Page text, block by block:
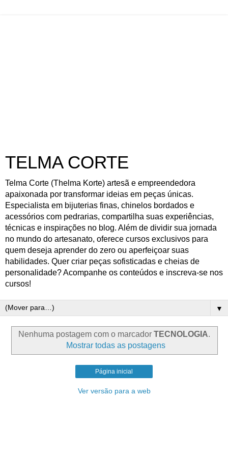
TELMA CORTE
Telma Corte (Thelma Korte) artesã e empreendedora
apaixonada por transformar ideias em peças únicas.
Especialista em bijuterias finas, chinelos bordados e
acessórios com pedrarias, compartilha suas experiências,
técnicas e inspirações no blog. Além de dividir sua jornada
no mundo do artesanato, oferece cursos exclusivos para
quem deseja aprender do zero ou aperfeiçoar suas
habilidades. Quer criar peças sofisticadas e cheias de
personalidade? Acompanhe os conteúdos e inscreva-se nos
cursos!
▼
Nenhuma postagem com o marcador TECNOLOGIA.
Mostrar todas as postagens
Página inicial
Ver versão para a web